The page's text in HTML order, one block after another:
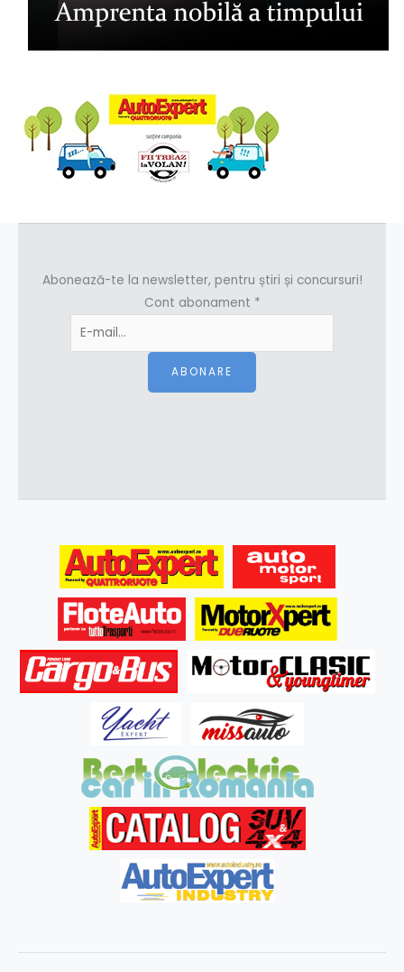
Abonează-te la newsletter, pentru știri și concursuri!
Cont abonament *
ABONARE